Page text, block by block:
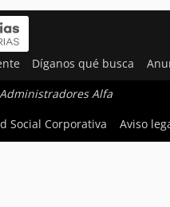
Díganos qué busca
Alfa
Social Corporativa
Aviso